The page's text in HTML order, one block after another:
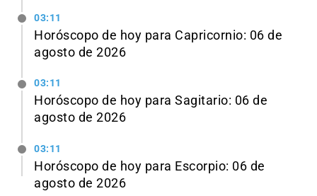
03:11
Horóscopo de hoy para Capricornio: 06 de
agosto de 2026
03:11
Horóscopo de hoy para Sagitario: 06 de
agosto de 2026
03:11
Horóscopo de hoy para Escorpio: 06 de
agosto de 2026